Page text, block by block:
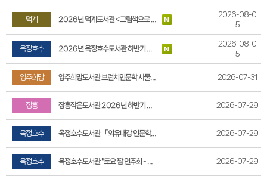
덕계 2026년 덕계도서관 <그림책으로 여는 세계> 운영 안내
2026-08-0
5
옥정호수 2026년 옥정호수도서관 하반기 희망도서 마감 안내
2026-08-0
5
양주희망 양주희망도서관 브런치인문학 사물의 재발견 : 감각을 시로 옮겨오기 2026-07-31
장흥 장흥작은도서관 2026년 하반기 독서문화 프로그램 운영 안내 2026-07-29
옥정호수 옥정호수도서관 「외유내강 인문학」 프로그램 운영 안내 2026-07-29
옥정호수 옥정호수도서관 "토요 짬 연주회 - 당신의 신청곡을 받습니다" 운영 안내 2026-07-29